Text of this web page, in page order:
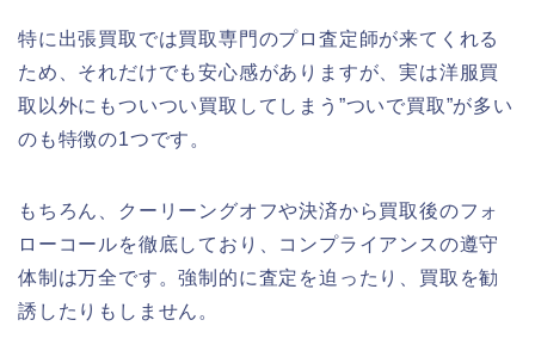
特に出張買取では買取専門のプロ査定師が来てくれる
ため、それだけでも安心感がありますが、実は洋服買
取以外にもついつい買取してしまう”ついで買取”が多い
のも特徴の1つです。
もちろん、クーリーングオフや決済から買取後のフォ
ローコールを徹底しており、コンプライアンスの遵守
体制は万全です。強制的に査定を迫ったり、買取を勧
誘したりもしません。